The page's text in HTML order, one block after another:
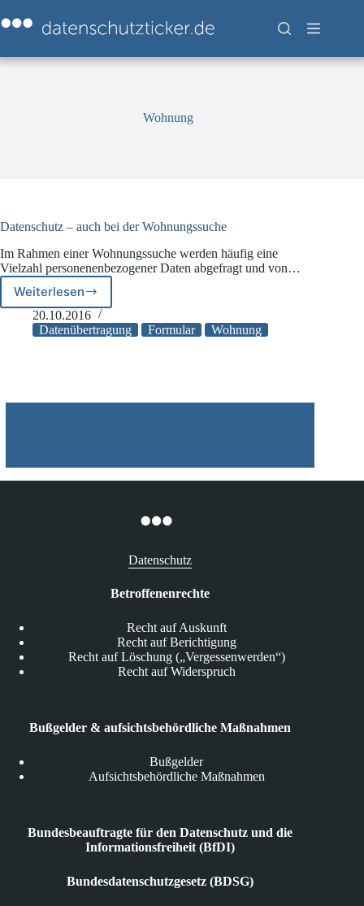
Inhalt
springen
Wohnung
Datenschutz – auch bei der Wohnungssuche
Im Rahmen einer Wohnungssuche werden häufig eine
Vielzahl personenenbezogener Daten abgefragt und von…
WeiterlesenDatenschutz
–
auch
20.10.2016
Datenübertragung
Formular Wohnung
Datenschutz
Betroffenenrechte
Recht auf Auskunft
Recht auf Berichtigung
Recht auf Löschung („Vergessenwerden“)
Recht auf Widerspruch
Bußgelder & aufsichtsbehördliche Maßnahmen
Bußgelder
Aufsichtsbehördliche Maßnahmen
Bundesbeauftragte für den Datenschutz und die
Informationsfreiheit (BfDI)
Bundesdatenschutzgesetz (BDSG)